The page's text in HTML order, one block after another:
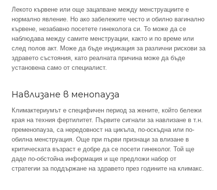
Лекото кървене или още зацапване между менструациите е
нормално явление. Но ако забележите често и обилно вагинално
кървене, незабавно посетете гинеколога си. То може да се
наблюдава между самите менструации, както и по време или
след полов акт. Може да бъде индикация за различни рискови за
здравето състояния, като реалната причина може да бъде
установена само от специалист.
Навлизане в менопауза
Климактериумът е специфичен период за жените, който бележи
края на техния фертилитет. Първите сигнали за навлизане в т.н.
пременопауза, са нередовност на цикъла, по-оскъдна или по-
обилна менструация. Още при първи признаци за влизане в
критическата възраст е добре да се посети гинеколог. Той ще
даде по-обстойна информация и ще предложи набор от
стратегии за поддържане на здравето през годините на климакс.